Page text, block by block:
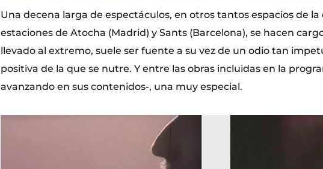
Una decena larga de espectáculos, en otros tantos espacios de la
estaciones de Atocha (Madrid) y Sants (Barcelona), se hacen
llevado al extremo, suele ser fuente a su vez de un odio tan
positiva de la que se nutre. Y entre las obras incluidas en la
avanzando en sus contenidos-, una muy especial.